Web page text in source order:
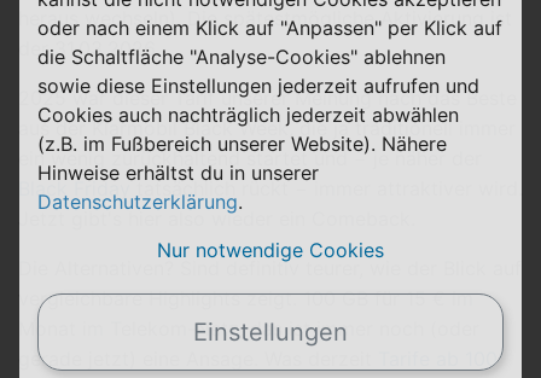
heraus wechseln). Die spätestmögliche Aktivierung ist
der 31.03.2026.
2025 war dieser Tarif unserer Meinung nach das Beste
aus der Klarmobil Black Week, die ja traditionell immer
ein wenig zurückhaltend startet und − je näher der
Black Friday
tatsächlich rückt − immer attraktiver wird.
Jetzt gibt's hier also wieder ein Comeback.
Die Alternativen? Sind definitiv teurer, wie der Blick auf
vergleichbare Highlights zeigt. 100 GB für 15 € im
Monat im Telekom-Netz, das ist immer noch (oder
gerade jetzt) eine Ansage. Was derzeit
Tarife ab 100
oder nach einem Klick auf "Anpassen" per Klick auf
die Schaltfläche "Analyse-Cookies" ablehnen
sowie diese Einstellungen jederzeit aufrufen und
Cookies auch nachträglich jederzeit abwählen
(z.B. im Fußbereich unserer Website). Nähere
Hinweise erhältst du in unserer
Datenschutzerklärung.
Nur notwendige Cookies
Einstellungen